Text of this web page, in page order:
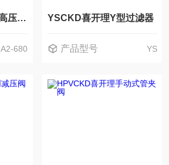
A2-680CKD喜开理高压用2通电磁阀
A2-680
YSCKD喜开理Y型过滤器
产品型号 YS